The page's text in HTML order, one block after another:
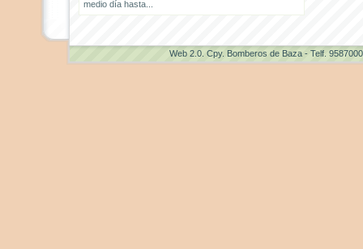
medio día hasta...
Web 2.0 . Cpy. Bomberos de Baza - Telf.